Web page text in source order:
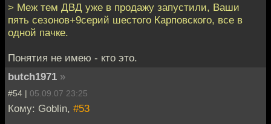
> Меж тем ДВД уже в продажу запустили, Ваши
пять сезонов+9серий шестого Карповского, все в
одной пачке.
Понятия не имею - кто это.
butch1971 »
#54 | 05.09.07 23:25
Кому: Goblin, #53